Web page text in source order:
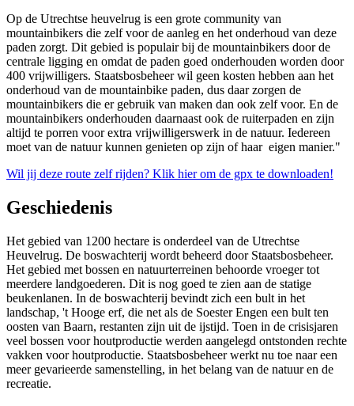
Op de Utrechtse heuvelrug is een grote community van
mountainbikers die zelf voor de aanleg en het onderhoud van deze
paden zorgt. Dit gebied is populair bij de mountainbikers door de
centrale ligging en omdat de paden goed onderhouden worden door
400 vrijwilligers. Staatsbosbeheer wil geen kosten hebben aan het
onderhoud van de mountainbike paden, dus daar zorgen de
mountainbikers die er gebruik van maken dan ook zelf voor. En de
mountainbikers onderhouden daarnaast ook de ruiterpaden en zijn
altijd te porren voor extra vrijwilligerswerk in de natuur. Iedereen
moet van de natuur kunnen genieten op zijn of haar eigen manier."
Wil jij deze route zelf rijden? Klik hier om de gpx te downloaden!
Geschiedenis
Het gebied van 1200 hectare is onderdeel van de Utrechtse
Heuvelrug. De boswachterij wordt beheerd door Staatsbosbeheer.
Het gebied met bossen en natuurterreinen behoorde vroeger tot
meerdere landgoederen. Dit is nog goed te zien aan de statige
beukenlanen. In de boswachterij bevindt zich een bult in het
landschap, 't Hooge erf, die net als de Soester Engen een bult ten
oosten van Baarn, restanten zijn uit de ijstijd. Toen in de crisisjaren
veel bossen voor houtproductie werden aangelegd ontstonden rechte
vakken voor houtproductie. Staatsbosbeheer werkt nu toe naar een
meer gevarieerde samenstelling, in het belang van de natuur en de
recreatie.